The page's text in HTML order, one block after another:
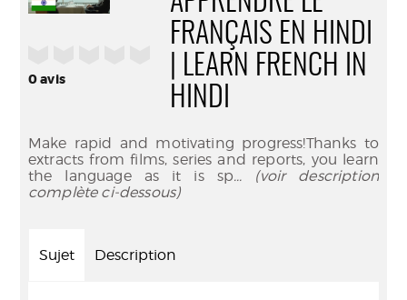
0avis
FRANÇAIS EN HINDI
| LEARN FRENCH IN
HINDI
Make rapid and motivating progress!Thanks to
extracts from films, series and reports, you learn
the language as it is sp... (voir description
complète ci-dessous)
Sujet Description